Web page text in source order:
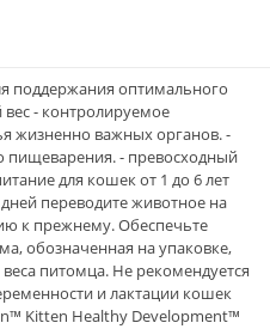
поддержания оптимального
- контролируемое
жизненно важных органов. -
пищеварения. - превосходный
для кошек от 1 до 6 лет
переводите животное на
к прежнему. Обеспечьте
обозначенная на упаковке,
питомца. Не рекомендуется
и лактации кошек
Kitten Healthy Development™